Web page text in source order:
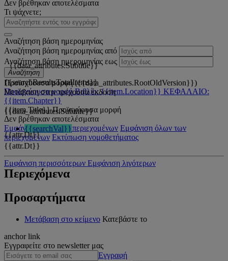
Δεν βρέθηκαν αποτελέσματα
Τι ψάχνετε;
Αναζήτηση βάση ημερομηνίας
Αναζήτηση βάση ημερομηνίας από
Αναζήτηση βάση ημερομηνίας εως
Αναζήτηση
{{searchResultsTotalItems}}
Προϊσχύουσα μορφή Βιβλίο: {{item.Location}} ΚΕΦΑΛΑΙΟ:
{{item.Chapter}}
{{item.Title}} Προϊσχύουσα μορφή
Δεν βρέθηκαν αποτελέσματα
Εμφάνιση όλων των περιεχομένων Εμφάνιση όλων των
περιεχομένων Εκτύπωση νομοθετήματος
{{data_attributes.Subtitle}}
Προϊσχύουσα μορφή ({{data_attributes.RootOldVersion}})
Μετάβαση στην τρέχουσα έκδοση
{{data_attributes.Subtitle}}
{{searchVal}}
{{attr.Dt}}
Εμφάνιση περισσότερων Εμφάνιση λιγότερων
{{attr.Dt}}
Περιεχόμενα
Προσαρτήματα
Μετάβαση στο κείμενο Κατεβάστε το
anchor link
Εγγραφείτε στο newsletter μας
Εγγραφή